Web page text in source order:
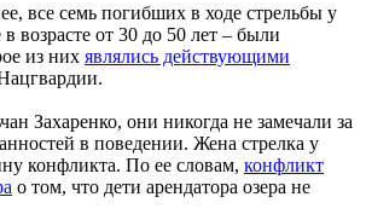
все семь погибших в ходе стрельбы у
возрасте от 30 до 50 лет – были
из них являлись действующими
Захаренко, они никогда не замечали за
в поведении. Жена стрелка у
конфликта. По ее словам, конфликт
о том, что дети арендатора озера не